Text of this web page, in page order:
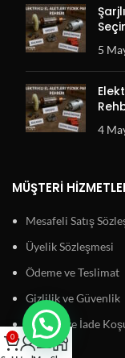
5
4
MÜŞTERI
Mesafeli Satış
Üyelik Sözleşmesi
Ödeme ve Teslimat
Gizlilik ve Güvenlik
Garanti ve İade
0